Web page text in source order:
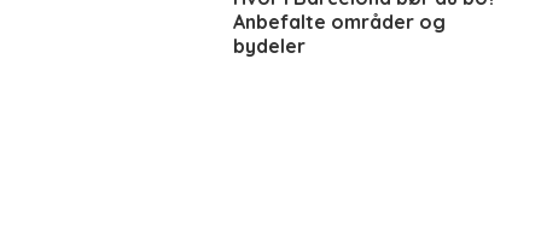
Anbefalte områder og
bydeler